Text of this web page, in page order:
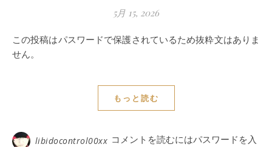
5月 15, 2026
この投稿はパスワードで保護されているため抜粋文はありま
せん。
もっと読む
libidocontrol00xx コメントを読むにはパスワードを入